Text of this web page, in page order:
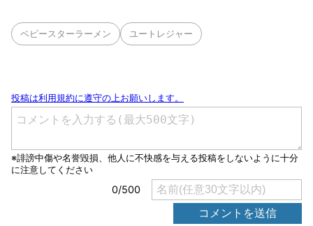
ベビースターラーメン ユートレジャー